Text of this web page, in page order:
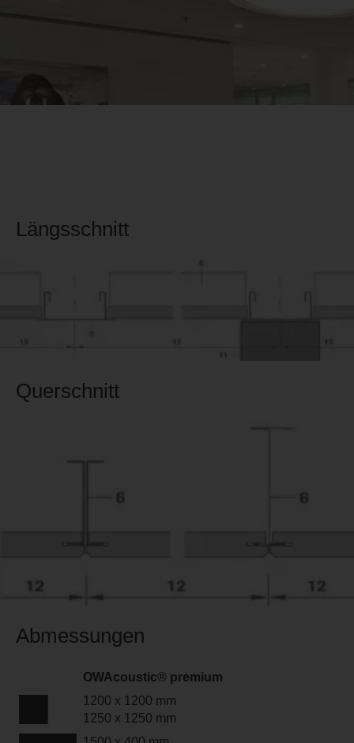
Längsschnitt
Querschnitt
Abmessungen
OWAcoustic® premium
1200 x 1200 mm
1250 x 1250 mm